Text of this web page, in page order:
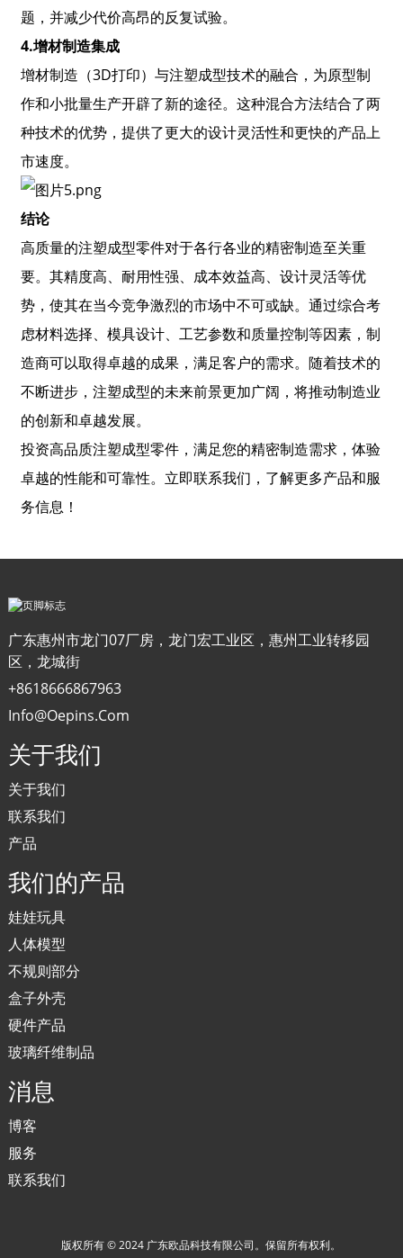
题，并减少代价高昂的反复试验。
4.增材制造集成
增材制造（3D打印）与注塑成型技术的融合，为原型制
作和小批量生产开辟了新的途径。这种混合方法结合了两
种技术的优势，提供了更大的设计灵活性和更快的产品上
市速度。
结论
高质量的注塑成型零件对于各行各业的精密制造至关重
要。其精度高、耐用性强、成本效益高、设计灵活等优
势，使其在当今竞争激烈的市场中不可或缺。通过综合考
虑材料选择、模具设计、工艺参数和质量控制等因素，制
造商可以取得卓越的成果，满足客户的需求。随着技术的
不断进步，注塑成型的未来前景更加广阔，将推动制造业
的创新和卓越发展。
投资高品质注塑成型零件，满足您的精密制造需求，体验
卓越的性能和可靠性。立即联系我们，了解更多产品和服
务信息！
广东惠州市龙门07厂房，龙门宏工业区，惠州工业转移园
区，龙城街
+8618666867963
Info@oepins.com
关于我们
关于我们
联系我们
产品
我们的产品
娃娃玩具
人体模型
不规则部分
盒子外壳
硬件产品
玻璃纤维制品
消息
博客
服务
联系我们
版权所有 © 2024 广东欧品科技有限公司。保留所有权利。